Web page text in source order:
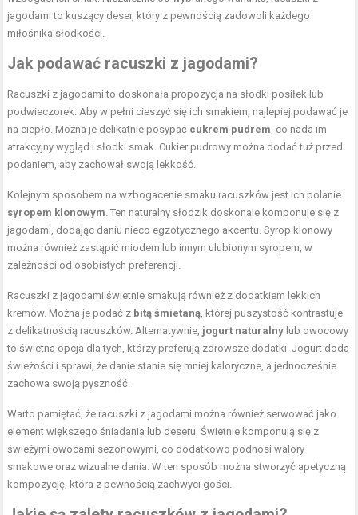
jagodami to kuszący deser, który z pewnością zadowoli każdego
miłośnika słodkości.
Jak podawać racuszki z jagodami?
Racuszki z jagodami to doskonała propozycja na słodki posiłek lub
podwieczorek. Aby w pełni cieszyć się ich smakiem, najlepiej podawać je
na ciepło. Można je delikatnie posypać cukrem pudrem , co nada im
atrakcyjny wygląd i słodki smak. Cukier pudrowy można dodać tuż przed
podaniem, aby zachował swoją lekkość.
Kolejnym sposobem na wzbogacenie smaku racuszków jest ich polanie
syropem klonowym . Ten naturalny słodzik doskonale komponuje się z
jagodami, dodając daniu nieco egzotycznego akcentu. Syrop klonowy
można również zastąpić miodem lub innym ulubionym syropem, w
zależności od osobistych preferencji.
Racuszki z jagodami świetnie smakują również z dodatkiem lekkich
kremów. Można je podać z bitą śmietaną , której puszystość kontrastuje
z delikatnością racuszków. Alternatywnie, jogurt naturalny lub owocowy
to świetna opcja dla tych, którzy preferują zdrowsze dodatki. Jogurt doda
świeżości i sprawi, że danie stanie się mniej kaloryczne, a jednocześnie
zachowa swoją pyszność.
Warto pamiętać, że racuszki z jagodami można również serwować jako
element większego śniadania lub deseru. Świetnie komponują się z
świeżymi owocami sezonowymi, co dodatkowo podnosi walory
smakowe oraz wizualne dania. W ten sposób można stworzyć apetyczną
kompozycję, która z pewnością zachwyci gości.